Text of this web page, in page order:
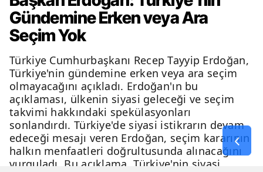
Gündemine Erken veya Ara
Seçim Yok
Türkiye Cumhurbaşkanı Recep Tayyip Erdoğan,
Türkiye'nin gündemine erken veya ara seçim
olmayacağını açıkladı. Erdoğan'ın bu
açıklaması, ülkenin siyasi geleceği ve seçim
takvimi hakkındaki spekülasyonları
sonlandırdı. Türkiye'de siyasi istikrarın devam
edeceği mesajı veren Erdoğan, seçim kararının
halkın menfaatleri doğrultusunda alınacağını
vurguladı. Bu açıklama, Türkiye'nin siyasi